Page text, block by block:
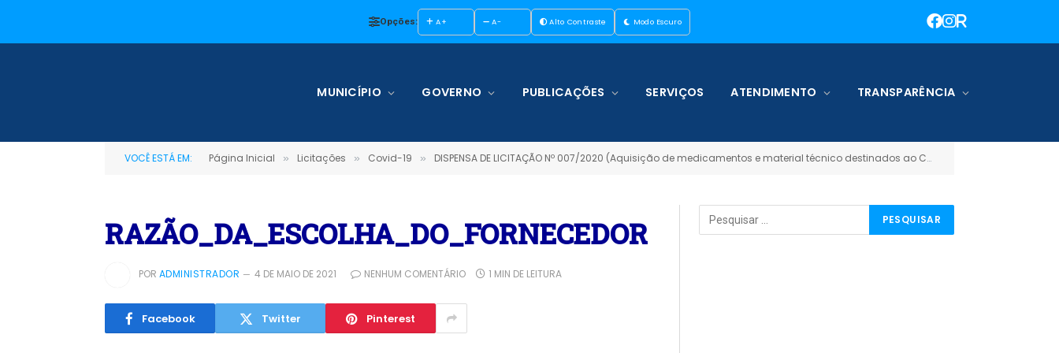
Opções: A+ A- Alto Contraste Modo Escuro
MUNICÍPIO GOVERNO PUBLICAÇÕES SERVIÇOS ATENDIMENTO TRANSPARÊNCIA
VOCÊ ESTÁ EM: Página Inicial » Licitações » Covid-19 » DISPENSA DE LICITAÇÃO Nº 007/2020 (Aquisição de medicamentos e material técnico destinados ao Covid-19)
RAZÃO_DA_ESCOLHA_DO_FORNECEDOR
POR ADMINISTRADOR 4 DE MAIO DE 2021 NENHUM COMENTÁRIO 1 MIN DE LEITURA
Facebook Twitter Pinterest